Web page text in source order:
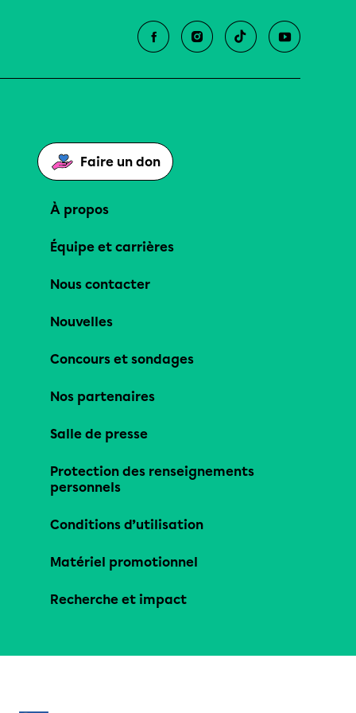
Faire un don
À propos
Équipe et carrières
Nous contacter
Nouvelles
Concours et sondages
Nos partenaires
Salle de presse
Protection des renseignements
personnels
Conditions d’utilisation
Matériel promotionnel
Recherche et impact